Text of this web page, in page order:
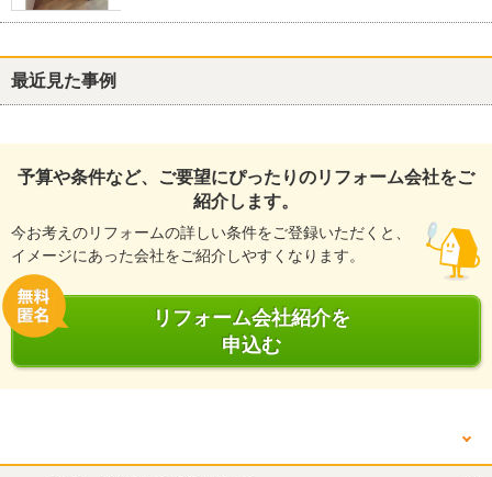
最近見た事例
予算や条件など、ご要望にぴったりのリフォーム会社をご
紹介します。
今お考えのリフォームの詳しい条件をご登録いただくと、
イメージにあった会社をご紹介しやすくなります。
リフォーム会社紹介を
申込む
他の箇所を見る